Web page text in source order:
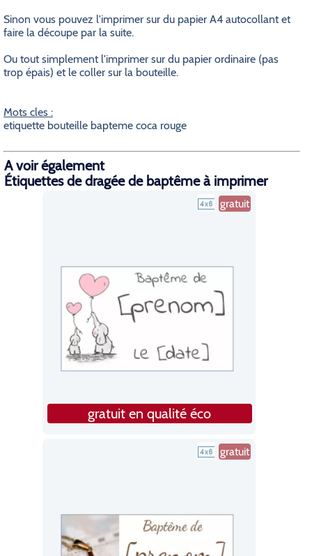
Sinon vous pouvez l'imprimer sur du papier A4 autocollant et
faire la découpe par la suite.
Ou tout simplement l'imprimer sur du papier ordinaire (pas
trop épais) et le coller sur la bouteille.
Mots cles :
etiquette bouteille bapteme coca rouge
A voir également
Étiquettes de dragée de baptême à imprimer
gratuit
gratuit en qualité éco
gratuit